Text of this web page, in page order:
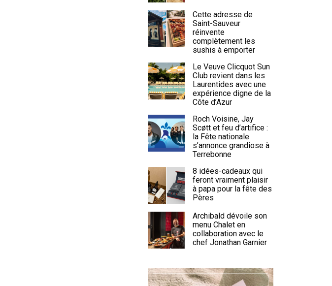
Cette adresse de
Saint-Sauveur
réinvente
complètement les
sushis à emporter
Le Veuve Clicquot Sun
Club revient dans les
Laurentides avec une
expérience digne de la
Côte d’Azur
Roch Voisine, Jay
Scøtt et feu d’artifice :
la Fête nationale
s’annonce grandiose à
Terrebonne
8 idées-cadeaux qui
feront vraiment plaisir
à papa pour la fête des
Pères
Archibald dévoile son
menu Chalet en
collaboration avec le
chef Jonathan Garnier